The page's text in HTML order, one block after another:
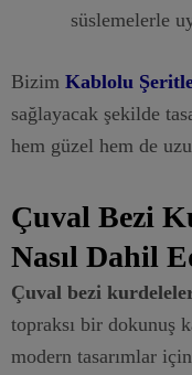
süslemelerle
Bizim Kablolu
sağlayacak şekilde
hem güzel hem de
Çuval Bezi
Nasıl Dahil
Çuval bezi
topraksı bir dokunuş
modern tasarımlar